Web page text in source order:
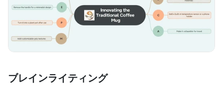
ブレインライティング